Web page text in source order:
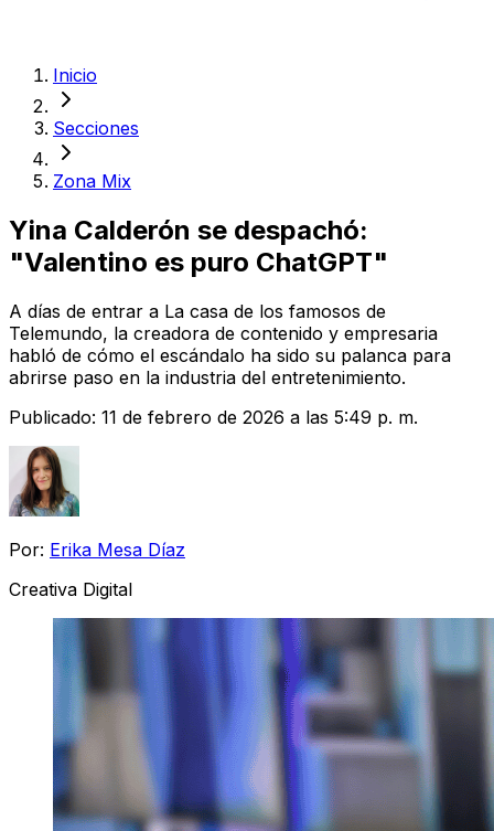
Inicio
Secciones
Zona Mix
Yina Calderón se despachó:
"Valentino es puro ChatGPT"
A días de entrar a La casa de los famosos de
Telemundo, la creadora de contenido y empresaria
habló de cómo el escándalo ha sido su palanca para
abrirse paso en la industria del entretenimiento.
Publicado: 11 de febrero de 2026 a las 5:49 p. m.
Por: Erika Mesa Díaz
Creativa Digital